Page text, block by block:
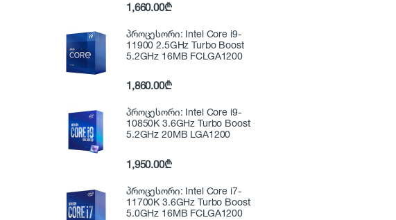
1,660.00₾
პროცესორი: Intel Core i9-
11900 2.5GHz Turbo Boost
5.2GHz 16MB FCLGA1200
1,860.00₾
პროცესორი: Intel Core i9-
10850K 3.6GHz Turbo Boost
5.2GHz 20MB LGA1200
1,950.00₾
პროცესორი: Intel Core i7-
11700K 3.6GHz Turbo Boost
5.0GHz 16MB FCLGA1200